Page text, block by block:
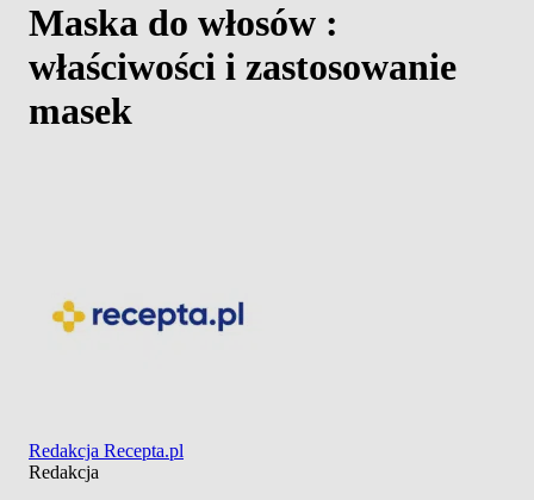
Maska do włosów :
właściwości i zastosowanie
masek
Redakcja Recepta.pl
Redakcja